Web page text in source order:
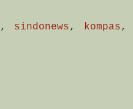
, sindonews, kompas,